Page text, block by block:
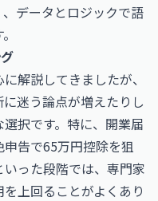
データとロジックで語
解説してきましたが、
迷う論点が増えたりし
択です。特に、開業届
告で65万円控除を狙
った段階では、専門家
上回ることがよくあり